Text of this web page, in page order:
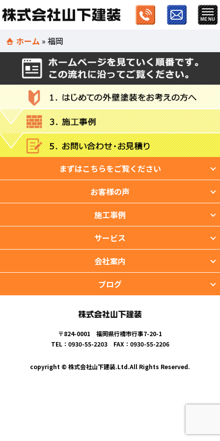
ホーム »福岡
まずはこちらをご覧ください
お客様の声
施工事例
サービス
会社案内
ブログ
〒824-0001 福岡県行橋市行事7-20-1
TEL：0930-55-2203 FAX：0930-55-2206
copyright © 株式会社山下建装.Ltd.All Rights Reserved.